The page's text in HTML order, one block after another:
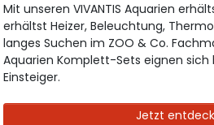
Mit unseren VIVANTIS Aquarien
erhältst Heizer, Beleuchtung,
langes Suchen im ZOO & Co.
Aquarien Komplett-Sets eignen
Einsteiger.
Jetzt